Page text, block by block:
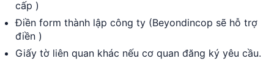
cấp )
Điền form thành lập công ty (Beyondincop sẽ hỗ trợ
điền )
Giấy tờ liên quan khác nếu cơ quan đăng ký yêu cầu.